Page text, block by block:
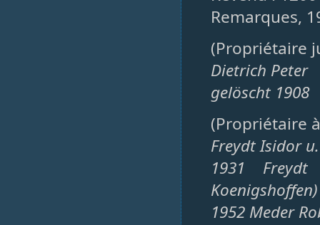
Remarques,
(Propriétaire
Dietrich Peter
gelöscht 1908
(Propriétaire
Freydt Isidor
1931
Koenigshoffen)
1952 Meder